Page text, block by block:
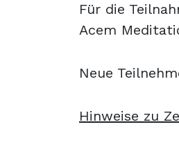
Für die
Acem
Neue
Hinweise zu